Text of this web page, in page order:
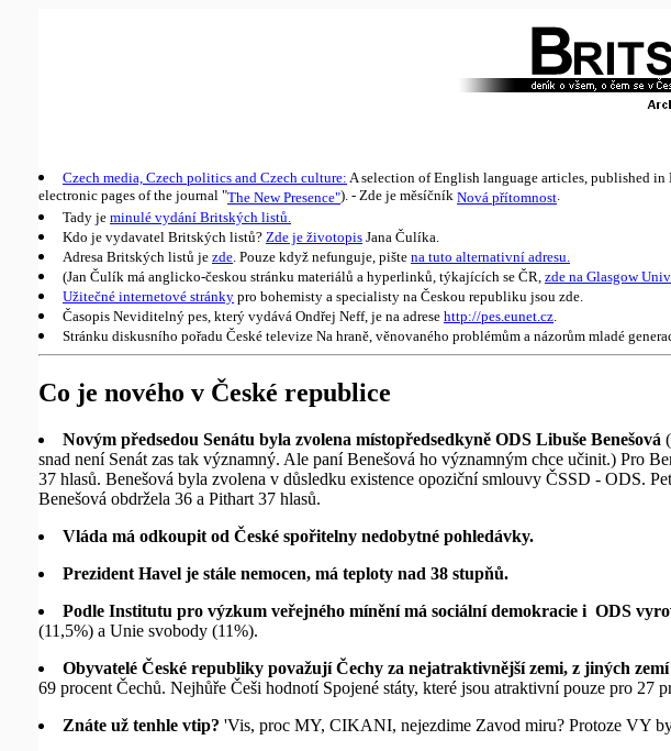
Czech media, Czech politics and Czech culture: A selection of English language articles, published
electronic pages of the journal "The New Presence"). - Zde je měsíčník Nová přítomnost.
Tady je minulé vydání Britských listů.
Kdo je vydavatel Britských listů? Zde je životopis Jana Čulíka.
Adresa Britských listů je zde. Pouze když nefunguje, pište na tuto alternativní adresu.
(Jan Čulík má anglicko-českou stránku materiálů a hyperlinků, týkajících se ČR, zde na Glasgow
Užitečné internetové stránky pro bohemisty a specialisty na Českou republiku jsou zde.
Časopis Neviditelný pes, který vydává Ondřej Neff, je na adrese http://pes.eunet.cz.
Stránku diskusního pořadu České televize Na hraně, věnovaného problémům a názorům mladé
Co je nového v České republice
Novým předsedou Senátu byla zvolena místopředsedkyně ODS Libuše Benešová
snad není Senát zas tak významný. Ale paní Benešová ho významným chce učinit.) Pro
37 hlasů. Benešová byla zvolena v důsledku existence opoziční smlouvy ČSSD - ODS.
Benešová obdržela 36 a Pithart 37 hlasů.
Vláda má odkoupit od České spořitelny nedobytné pohledávky.
Prezident Havel je stále nemocen, má teploty nad 38 stupňů.
Podle Institutu pro výzkum veřejného mínění má sociální demokracie i ODS
(11,5%) a Unie svobody (11%).
Obyvatelé České republiky považují Čechy za nejatraktivnější zemi, z jiných
69 procent Čechů. Nejhůře Češi hodnotí Spojené státy, které jsou atraktivní pouze pro 27
Znáte už tenhle vtip? 'Vis, proc MY, CIKANI, nejezdime Zavod miru? Protoze VY